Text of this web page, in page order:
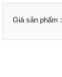
Giá sản phẩm :